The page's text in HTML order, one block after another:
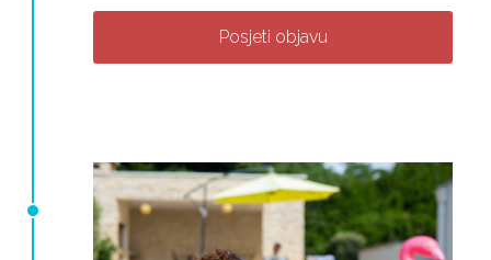
Posjeti objavu